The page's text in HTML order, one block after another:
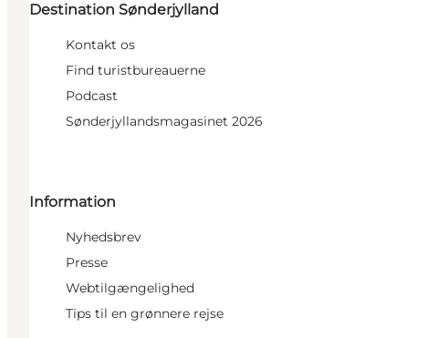
Destination Sønderjylland
Kontakt os
Find turistbureauerne
Podcast
Sønderjyllandsmagasinet 2026
Information
Nyhedsbrev
Presse
Webtilgængelighed
Tips til en grønnere rejse